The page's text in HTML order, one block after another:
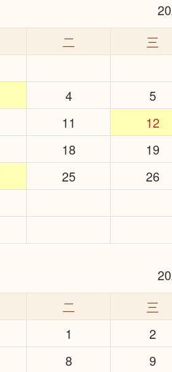
二 三
4 5
11 12
18 19
25 26
二 三
1
2
8 9